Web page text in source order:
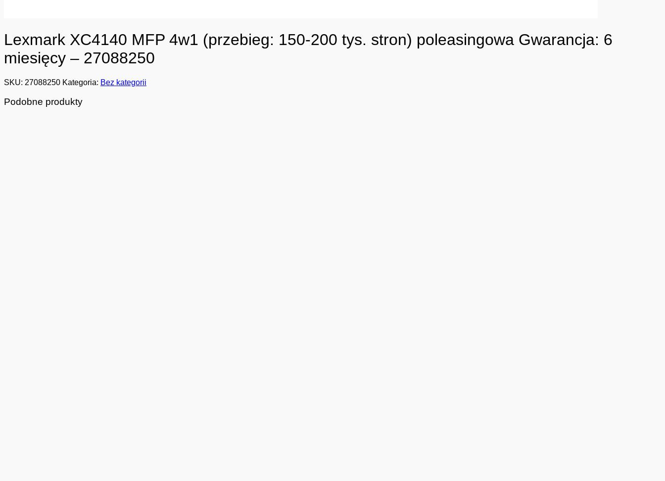
Lexmark XC4140 MFP 4w1 (przebieg: 150-200 tys. stron) poleasingowa Gwarancja: 6
miesięcy – 27088250
SKU: 27088250 Kategoria: Bez kategorii
Podobne produkty